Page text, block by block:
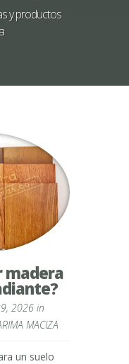
y productos
madera
2026 in
MACIZA
un suelo